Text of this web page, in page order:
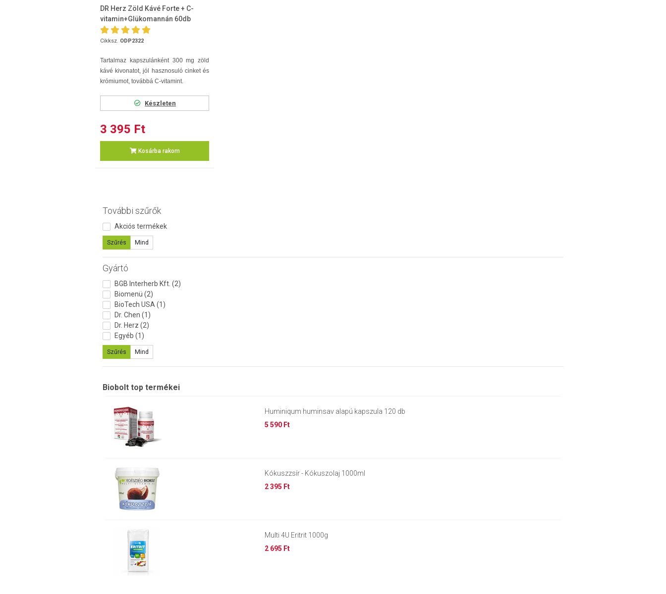
További szűrők
Akciós termékek
Szűrés Mind
Gyártó
BGB Interherb Kft. (2)
Biomenü (2)
BioTech USA (1)
Dr. Chen (1)
Dr. Herz (2)
Egyéb (1)
Szűrés Mind
Biobolt top termékei
Huminiqum huminsav alapú kapszula 120 db
5 590 Ft
Kókuszzsír - Kókuszolaj 1000ml
2 395 Ft
Multi 4U Eritrit 1000g
2 695 Ft
DR Herz Zöld Kávé Forte + C-
vitamin+Glükomannán 60db
Cikksz. ODP2322
Tartalmaz kapszulánként 300 mg zöld
kávé kivonatot, jól hasznosuló cinket és
krómiumot, továbbá C-vitamint.
Készleten
3 395 Ft
Kosárba rakom